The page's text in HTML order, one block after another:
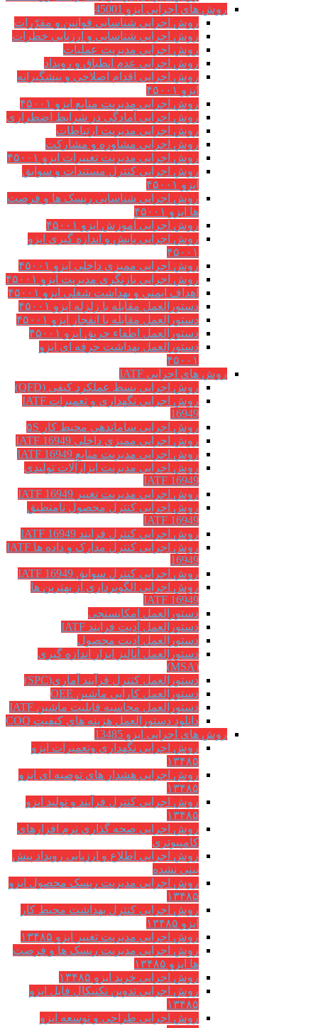
روش های اجرایی ایزو 45001
روش اجرایی شناسایی قوانین و مقرّرات
روش اجرایی شناسایی و ارزیابی خطرات
روش اجرایی مدیریت عملیات
روش اجرایی عدم انطباق و رویداد
روش اجرایی اقدام اصلاحی و پیشگیرانه
ایزو ۴۵۰۰۱
روش اجرایی مدیریت منابع ایزو ۴۵۰۰۱
روش اجرایی آمادگی در شرایط اضطراری
روش اجرایی مدیریت ارتباطات
روش اجرایی مشاوره و مشارکت
روش اجرایی مدیریت تغییرات ایزو ۴۵۰۰۱
روش اجرایی کنترل مستندات و سوابق
ایزو ۴۵۰۰۱
روش اجرایی شناسایی ریسک ها و فرصت
ها ایزو ۴۵۰۰۱
روش اجرایی آموزش ایزو ۴۵۰۰۱
روش اجرایی پایش و اندازه گیری ایزو
۴۵۰۰۱
روش اجرایی ممیزی داخلی ایزو ۴۵۰۰۱
روش اجرایی بازنگری مدیریت ایزو ۴۵۰۰۱
اهداف ایمنی و بهداشت شغلی ایزو ۴۵۰۰۱
دستورالعمل مقابله با زلزله ایزو ۴۵۰۰۱
دستورالعمل مقابله با انفجار ایزو ۴۵۰۰۱
دستورالعمل اطفاء حریق ایزو ۴۵۰۰۱
دستورالعمل بهداشت حرفه ای ایزو
۴۵۰۰۱
روش های اجرایی IATF
روش اجرایی بسط عملکرد کیفی (QFD)
روش اجرایی نگهداری و تعمیرات IATF
16949
روش اجرایی ساماندهی محیط کار ۵S
روش اجرایی ممیزی داخلی IATF 16949
روش اجرایی مدیریت منابع IATF 16949
روش اجرایی مديريت ابزارآلات توليدي
IATF 16949
روش اجرایی مدیریت تغییر IATF 16949
روش اجرایی کنترل محصول نامنطبق
IATF 16949
روش اجرایی کنترل فرایند IATF 16949
روش اجرایی کنترل مدارک و داده ها IATF
16949
روش اجرایی کنترل سوابق IATF 16949
روش اجرايي الگوبرداري از بهترين ها
IATF 16949
دستورالعمل امکانسنجی
دستورالعمل آدیت فرایند IATF
دستورالعمل آدیت محصول
دستورالعمل آنالیز ابزار اندازه گیری
(MSA)
دستورالعمل کنترل فرآیند آماری(SPC)
دستورالعمل کارایی ماشین OEE
دستورالعمل محاسبه قابلیت ماشین IATF
دانلود دستورالعمل هزینه های کیفیت COQ
روش های اجرایی ایزو 13485
روش اجرایی نگهداری وتعمیرات ایزو
۱۳۴۸۵
روش اجرایی هشدار های توصیه ای ایزو
۱۳۴۸۵
روش اجرایی کنترل فرآیند و تولید ایزو
۱۳۴۸۵
روش اجرایی صحه گذاری نرم افزارهای
کامپیوتری
روش اجرایی اطلاع و ارزیابی رویداد پیش
بینی نشده
روش اجرایی مدیریت ریسک محصول ایزو
۱۳۴۸۵
روش اجرایی کنترل بهداشت محیط کار
ایزو ۱۳۴۸۵
روش اجرایی مدیریت تغییر ایزو ۱۳۴۸۵
روش اجرایی مدیریت ریسک ها و فرصت
ها ایزو ۱۳۴۸۵
روش اجرایی خرید ایزو ۱۳۴۸۵
روش اجرایی تدوین تکنیکال فایل ایزو
۱۳۴۸۵
روش اجرایی طراحی و توسعه ایزو